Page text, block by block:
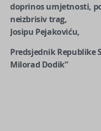
doprinos umjetnosti,
neizbrisiv trag,
Josipu Pejakoviću,
Predsjednik Republike
Milorad Dodik”